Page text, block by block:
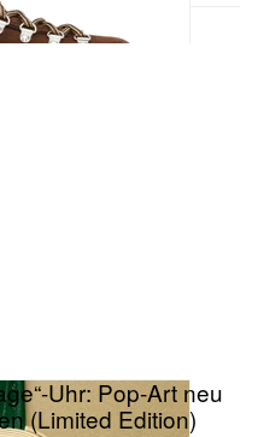
Uhr: Pop-Art neu
(Limited Edition)